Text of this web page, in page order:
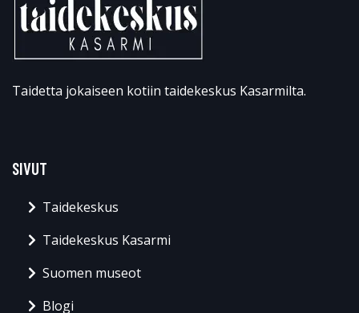
Taidetta jokaiseen kotiin taidekeskus Kasarmilta.
SIVUT
Taidekeskus
Taidekeskus Kasarmi
Suomen museot
Blogi